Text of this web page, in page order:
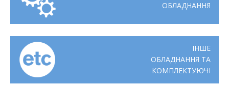
ОБЛАДНАННЯ
ІНШЕ
ОБЛАДНАННЯ ТА
КОМПЛЕКТУЮЧІ